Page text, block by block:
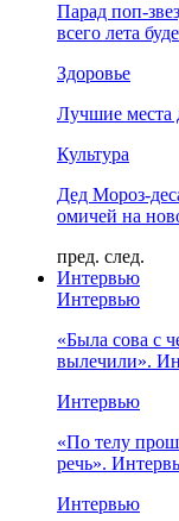
Парад поп-
всего лета
Здоровье
Лучшие места
Культура
Дед Мороз-
омичей на
пред. след.
Интервью
Интервью
«Была сова с
вылечили».
Интервью
«По телу
речь».
Интервью